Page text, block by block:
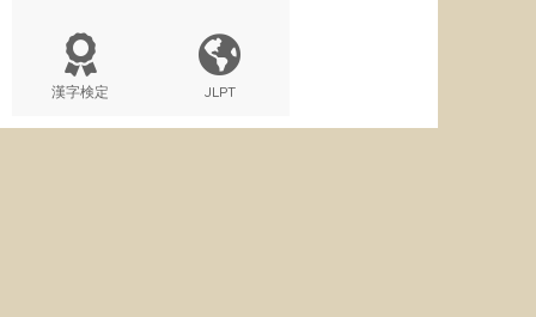
漢字検定 JLPT